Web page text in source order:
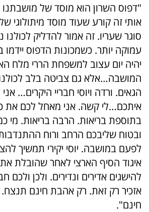
"דפוס השרון הוא מוסד של
אותי זה קורע שעוד מוסד מיתולוגי
סוגר שעריו. זה אמור להדליק לכולנו
עמוקה יותר. כשמכונות הדפוס
יהיה יום עצוב למשפחת הררי מלח
המושבה…אלא גם צביטה בלב
הגאים. ורדה ויוסי חבריי היקרים…
איתכם…לי קשה. אני מאחל לכם את
בתוספת בריאות. הרבה בריאות. מי
ובטוח שליבכם הרחב ורוח
לפעם במושבה. יוסי יקירי תמשיך
איגוד הסיף הארצי לאחר שהובלת
להישגים אדירים ונדירים. ולכן ולכם
אזכיר רק זאת. רק אהבת חינם
חינם".